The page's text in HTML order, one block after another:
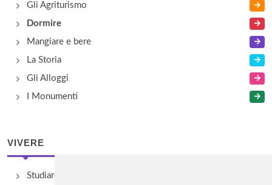
Gli Agriturismo
Dormire
Mangiare e bere
La Storia
Gli Alloggi
I Monumenti
VIVERE
Studiare